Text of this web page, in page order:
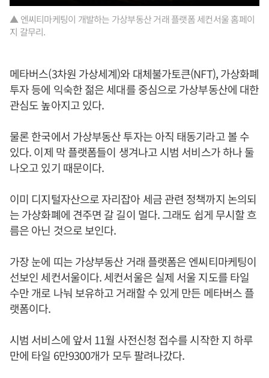
▲ 엔씨티마케팅이 개발하는 가상부동산 거래 플랫폼 세컨서울 홈페이
지 갈무리.
메타버스(3차원 가상세계)와 대체불가토큰(NFT), 가상화폐
투자 등에 익숙한 젊은 세대를 중심으로 가상부동산에 대한
관심도 높아지고 있다.
물론 한국에서 가상부동산 투자는 아직 태동기라고 볼 수
있다. 이제 막 플랫폼들이 생겨나고 시범 서비스가 하나 둘
나오고 있기 때문이다.
이미 디지털자산으로 자리잡아 세금 관련 정책까지 논의되
는 가상화폐에 견주면 갈 길이 멀다. 그래도 쉽게 무시할 흐
름은 아닌 것으로 보인다.
가장 눈에 띠는 가상부동산 거래 플랫폼은 엔씨티마케팅이
선보인 세컨서울이다. 세컨서울은 실제 서울 지도를 타일
수만 개로 나눠 보유하고 거래할 수 있게 만든 메타버스 플
랫폼이다.
시범 서비스에 앞서 11월 사전신청 접수를 시작한 지 하루
만에 타일 6만9300개가 모두 팔려나갔다.